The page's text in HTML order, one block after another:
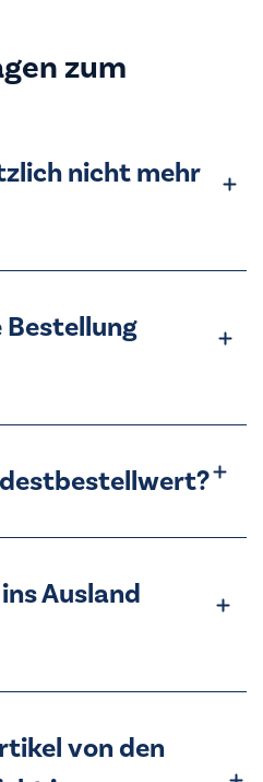
zum
nicht mehr
Bestellung
Ausland
von den